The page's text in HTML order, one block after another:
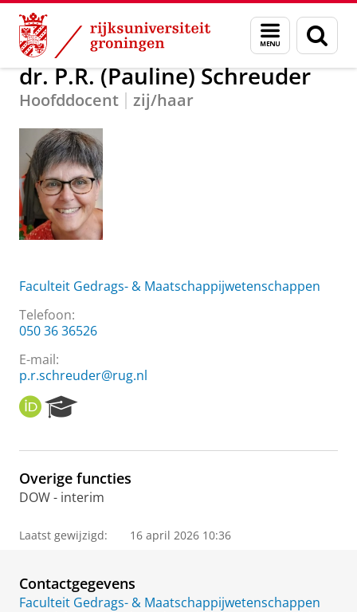
Skip
Content
Skip
Navigation
Menu
en
zoeken
Over ons dr. P.R. (Pauline) Schreuder
dr. P.R. (Pauline) Schreuder
Hoofddocent zij/haar
Faculteit Gedrags- & Maatschappijwetenschappen
Telefoon:
050 36 36526
E-mail:
p.r.schreuder@rug.nl
O
R
I
e
r
c
P
o
t
a
Overige functies
DOW - interim
Laatst gewijzigd: 16 april 2026 10:36
Contactgegevens
Faculteit Gedrags- & Maatschappijwetenschappen